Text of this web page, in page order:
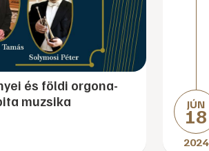
és földi orgona-
muzsika
JÚN
18
2024